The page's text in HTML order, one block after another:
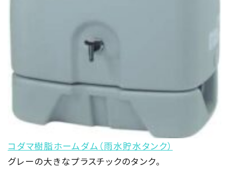
Information
家づくりに役立つ情報
Maintenance
家のメンテナンス
コダマ樹脂ホームダム（雨水貯水タンク）
グレーの大きなプラスチックのタンク。